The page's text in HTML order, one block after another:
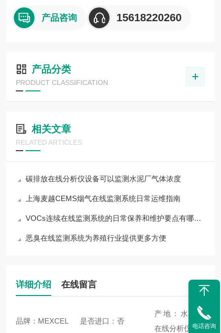
产品咨询 15618220260
产品分类
PRODUCT CLASSIFICATION
相关文章
RELATED ARTICLES
碳排放在线分析仪设备可以监测水泥厂气体浓度
上海麦越CEMS烟气在线监测系统日常运维指南
VOCs连续在线监测系统的日常保养和维护要点有哪些 上海麦越
恶臭在线监测系统为养殖行业提供更多方便
详细介绍 在线留言
品牌：MEXCEL 是否进口：否
产地：水中油
在线分析仪 电话咨询